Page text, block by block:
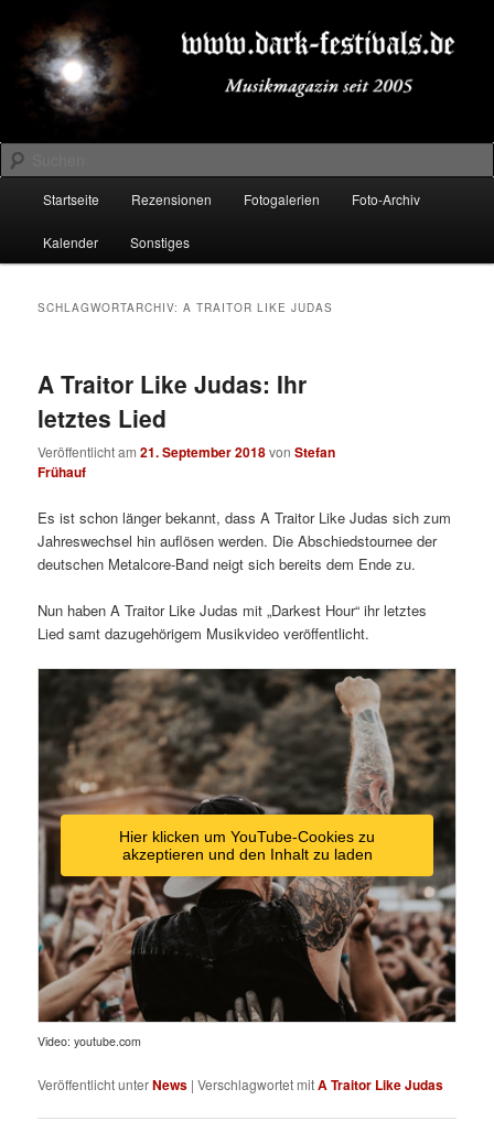
primären
Inhalt
springen
sekundären
Inhalt
springenDARK-FESTIVALS.DE
Suchen
Startseite Rezensionen Fotogalerien Foto-Archiv
Kalender Sonstiges
SCHLAGWORTARCHIV:A TRAITOR LIKE JUDAS
A Traitor Like Judas: Ihr
letztes Lied
Veröffentlicht am21. September 2018vonStefan
Frühauf
Es ist schon länger bekannt, dass A Traitor Like Judas sich zum
Jahreswechsel hin auflösen werden. Die Abschiedstournee der
deutschen Metalcore-Band neigt sich bereits dem Ende zu.
Nun haben A Traitor Like Judas mit „Darkest Hour“ ihr letztes
Lied samt dazugehörigem Musikvideo veröffentlicht.
Hier klicken um YouTube-Cookies zu
akzeptieren und den Inhalt zu laden
Video: youtube.com
Veröffentlicht unterNews |Verschlagwortet mitA Traitor Like Judas